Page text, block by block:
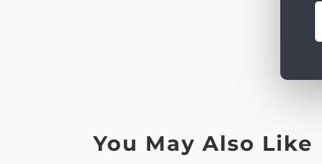
You May Also Like